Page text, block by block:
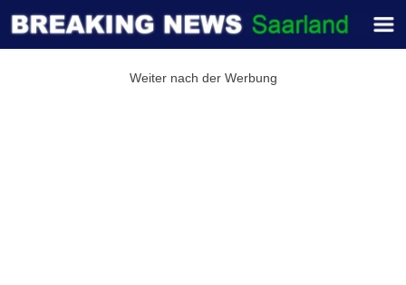
Weiter nach der Werbung